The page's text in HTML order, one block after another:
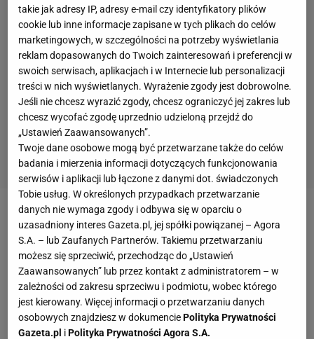
Informacje natematnieprzyjemności, jakie spotkały
byłegopiłkarzam.in.Manchesteru UnitediPSG
przekazały brytyjskie media. Zgodnie z nimi,
Beckhammusiał chwilowo przerwać swój urlop z
powodu długiej wizyty włoskiej policji. Powody
takiego zdarzenia mogą zaskakiwać.
takie jak adresy IP, adresy e-mail czy identyfikatory plików
cookie lub inne informacje zapisane w tych plikach do celów
marketingowych, w szczególności na potrzeby wyświetlania
reklam dopasowanych do Twoich zainteresowań i preferencji w
swoich serwisach, aplikacjach i w Internecie lub personalizacji
treści w nich wyświetlanych. Wyrażenie zgody jest dobrowolne.
Jeśli nie chcesz wyrazić zgody, chcesz ograniczyć jej zakres lub
chcesz wycofać zgodę uprzednio udzieloną przejdź do
„Ustawień Zaawansowanych”.
Twoje dane osobowe mogą być przetwarzane także do celów
badania i mierzenia informacji dotyczących funkcjonowania
serwisów i aplikacji lub łączone z danymi dot. świadczonych
Tobie usług. W określonych przypadkach przetwarzanie
danych nie wymaga zgody i odbywa się w oparciu o
uzasadniony interes Gazeta.pl, jej spółki powiązanej – Agora
S.A. – lub Zaufanych Partnerów. Takiemu przetwarzaniu
możesz się sprzeciwić, przechodząc do „Ustawień
Zaawansowanych” lub przez kontakt z administratorem – w
zależności od zakresu sprzeciwu i podmiotu, wobec którego
jest kierowany. Więcej informacji o przetwarzaniu danych
osobowych znajdziesz w dokumenciePolityka Prywatności
Gazeta.pl iPolityka Prywatności Agora S.A.